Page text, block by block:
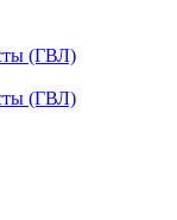
(ГВЛ)
(ГВЛ)